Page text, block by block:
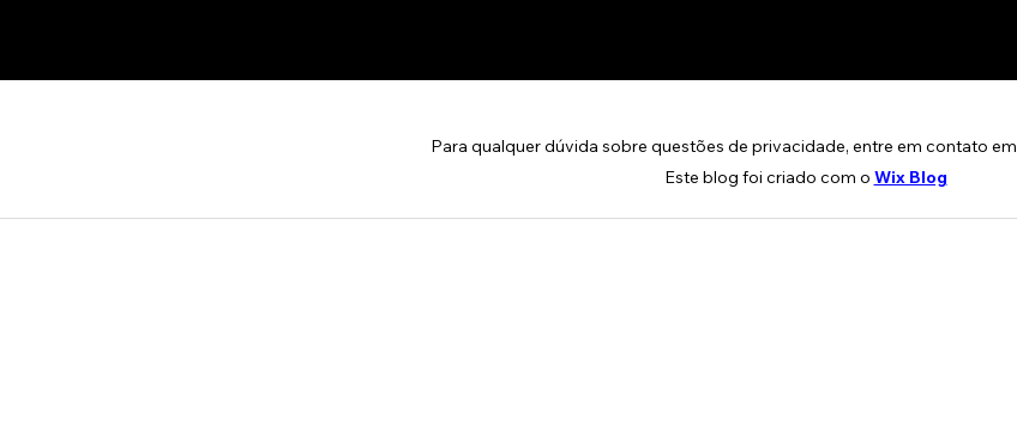
Para qualquer dúvida sobre questões de privacidade, entre em contato em
Este blog foi criado com o Wix Blog